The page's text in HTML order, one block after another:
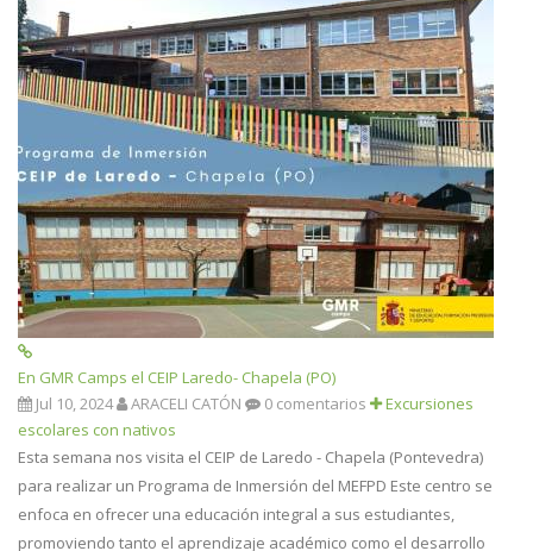
En GMR Camps el CEIP Laredo- Chapela (PO)
Jul 10, 2024
ARACELI CATÓN 0 comentarios
Excursiones
escolares con nativos
Esta semana nos visita el CEIP de Laredo - Chapela (Pontevedra)
para realizar un Programa de Inmersión del MEFPD Este centro se
enfoca en ofrecer una educación integral a sus estudiantes,
promoviendo tanto el aprendizaje académico como el desarrollo